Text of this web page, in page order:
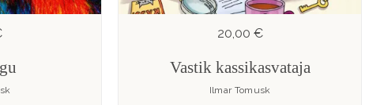
20,00 €
Vastik kassikasvataja
Ilmar Tomusk